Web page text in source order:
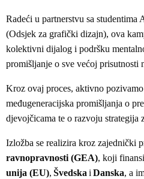
Radeći u partnerstvu sa
(Odsjek za grafički dizajn), ova
kolektivni dijalog i podršku
promišljanje o sve većoj prisutnosti
Kroz ovaj proces, aktivno
međugeneracijska promišljanja o
djevojčicama te o razvoju strategija
Izložba se realizira kroz zajednički
ravnopravnosti (GEA), koji
unija (EU), Švedska i Danska, a